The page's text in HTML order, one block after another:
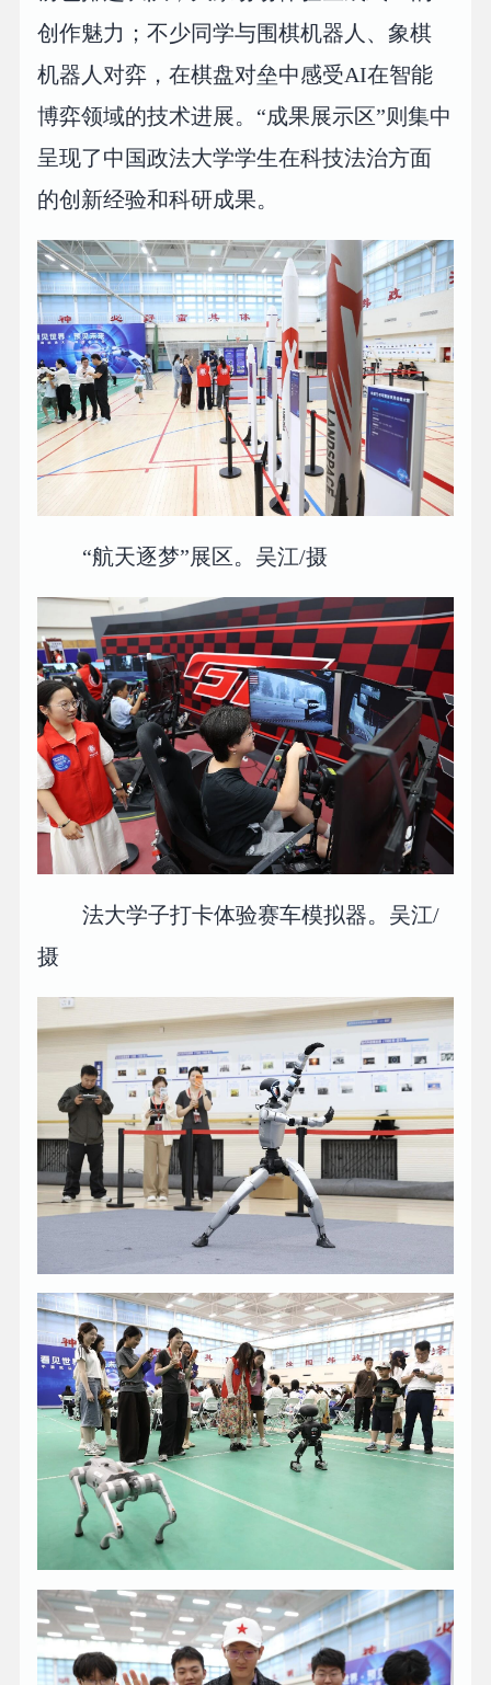
创作魅力；不少同学与围棋机器人、象棋
机器人对弈，在棋盘对垒中感受AI在智能
博弈领域的技术进展。“成果展示区”则集中
呈现了中国政法大学学生在科技法治方面
的创新经验和科研成果。
“航天逐梦”展区。吴江/摄
法大学子打卡体验赛车模拟器。吴江/
摄